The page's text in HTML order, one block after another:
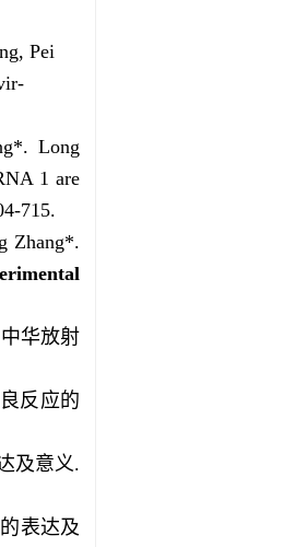
Pei
Long
1 are
715.
Zhang*.
华放射
反应的
及意义.
表达及